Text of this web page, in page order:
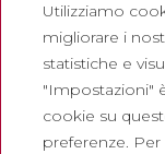
Politica
Politica sui
Politica dei
Canale di
Utilizziamo
migliorare i
statistiche e
"Impostazioni"
cookie su
preferenze.